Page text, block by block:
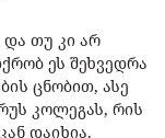
და თუ კი არ
ეს შეხვედრა
ცნობით, ასე
კოლეგას, რის
დაიხია.